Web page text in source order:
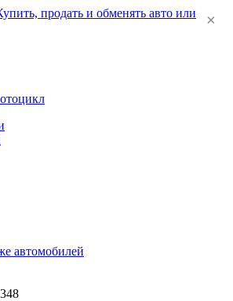
автомобилей
×